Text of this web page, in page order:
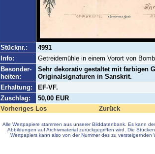
Stücknr.:
4991
Info:
Getreidemühle in einem Vorort von
Besonder-
heiten:
Sehr dekorativ gestaltet mit farbigen
Originalsignaturen in Sanskrit.
Erhaltung:
EF-VF.
Zuschlag:
50,00 EUR
Vorheriges Los
Zurück
Alle Wertpapiere stammen aus unserer Bilddatenbank. Es kann
Abbildungen auf Archivmaterial zurückgegriffen wird. Die
Wertpapiers kann also von der Nummer des zu versteigernden